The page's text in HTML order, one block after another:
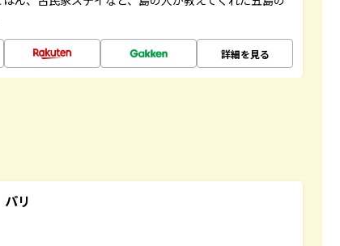
詳細を見る
リ